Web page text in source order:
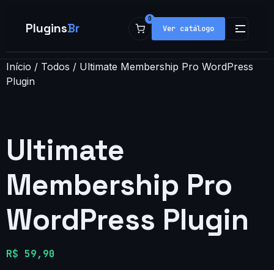
PluginsBr
0
Ver catálogo
Loja
Populares
Minha conta
Início / Todos / Ultimate Membership Pro WordPress
Plugin
Ultimate
Membership Pro
WordPress Plugin
R$ 59,90